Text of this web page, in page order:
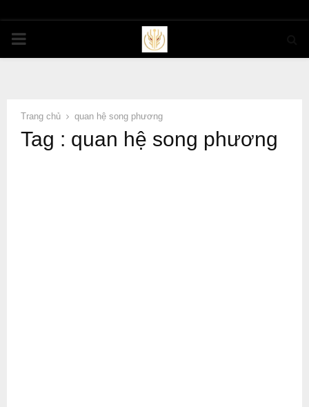
PRIMARY
Trang chủ quan hệ song phương
Tag : quan hệ song phương